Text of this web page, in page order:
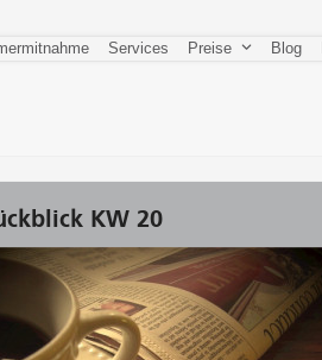
Services Preise Blog
KW 20